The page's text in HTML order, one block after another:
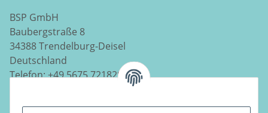
BSP GmbH
Baubergstraße 8
34388 Trendelburg-Deisel
Deutschland
Telefon:+49 5675 7218290